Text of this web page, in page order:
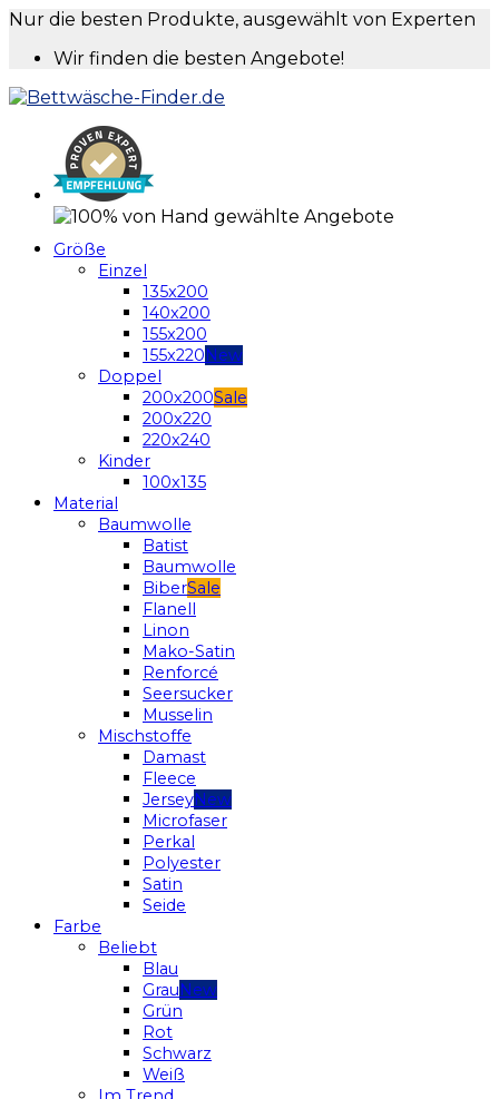
Nur die besten Produkte, ausgewählt von Experten
Wir finden die besten Angebote!
Größe
Einzel
135x200
140x200
155x200
155x220
Doppel
200x200
200x220
220x240
Kinder
100x135
Material
Baumwolle
Batist
Baumwolle
Biber
Flanell
Linon
Mako-Satin
Renforcé
Seersucker
Musselin
Mischstoffe
Damast
Fleece
Jersey
Microfaser
Perkal
Polyester
Satin
Seide
Farbe
Beliebt
Blau
Grau
Grün
Rot
Schwarz
Weiß